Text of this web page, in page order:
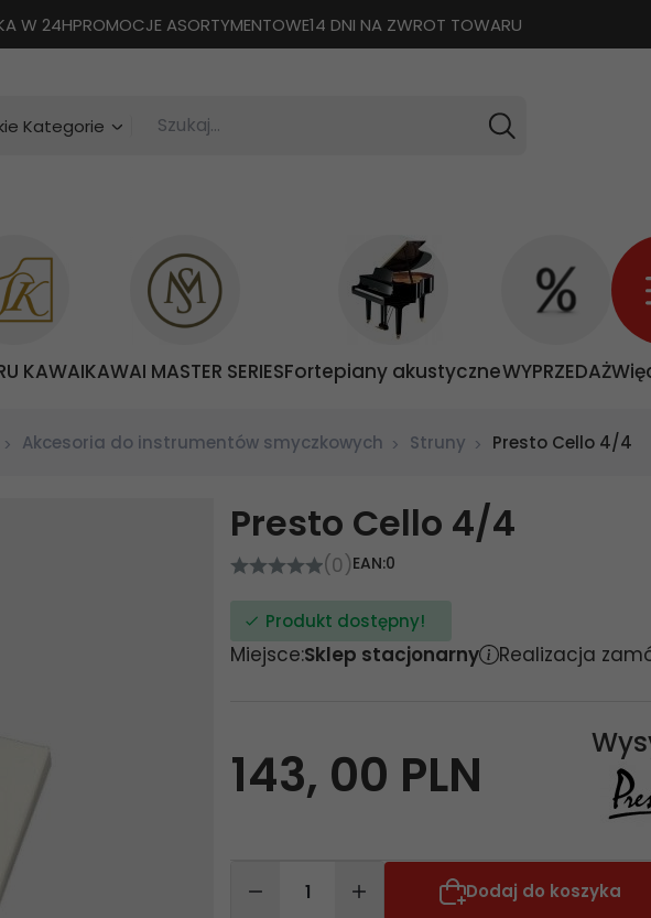
W 24HPROMOCJE ASORTYMENTOWE14 DNI NA ZWROT TOWARU
categories_searcher
Kategorie Szukaj...
KAWAIKAWAI MASTER SERIESFortepiany akustyczneWYPRZEDAŻ
Akcesoria do instrumentów smyczkowych Struny Presto Cello 4/4
Presto Cello 4/4
(0)EAN:0
Produkt dostępny!
Miejsce:Sklep stacjonarny Realizacja
143, 00 PLN
Dodaj do koszyka